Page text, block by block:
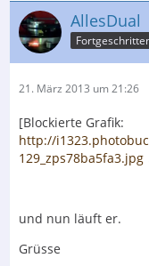
AllesDual
21. März 2013 um 21:26
[Blockierte Grafik:
http://
129_zps78ba5fa3.jpg
und nun läuft er.
Grüsse